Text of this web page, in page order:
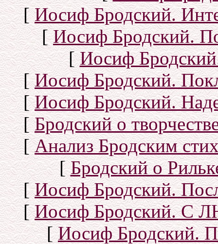
[Иосиф Бродский.
[Иосиф Бродский.
[Иосиф
[Иосиф Бродский.
[Иосиф Бродский.
[Бродский о
[Анализ Бродским
[Бродский о
[Иосиф Бродский.
[Иосиф Бродский. С
[Иосиф Бродский.